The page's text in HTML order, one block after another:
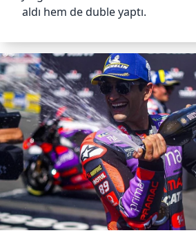
aldı hem de duble yaptı.